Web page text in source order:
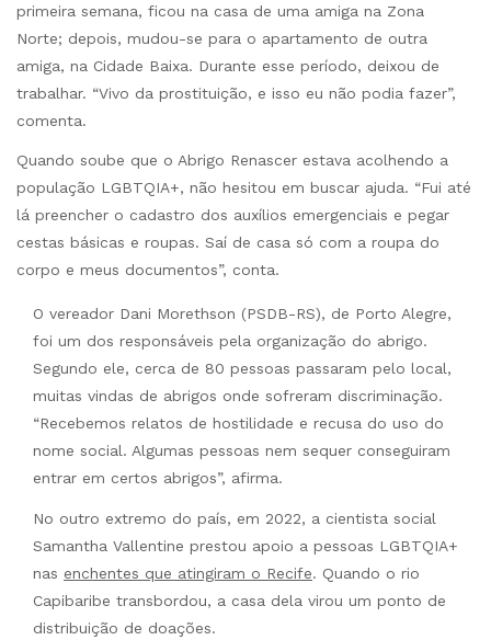
primeira semana, ficou na casa de uma amiga na Zona
Norte; depois, mudou-se para o apartamento de outra
amiga, na Cidade Baixa. Durante esse período, deixou de
trabalhar. “Vivo da prostituição, e isso eu não podia fazer”,
comenta.
Quando soube que o Abrigo Renascer estava acolhendo a
população LGBTQIA+, não hesitou em buscar ajuda. “Fui até
lá preencher o cadastro dos auxílios emergenciais e pegar
cestas básicas e roupas. Saí de casa só com a roupa do
corpo e meus documentos”, conta.
O vereador Dani Morethson (PSDB-RS), de Porto Alegre,
foi um dos responsáveis pela organização do abrigo.
Segundo ele, cerca de 80 pessoas passaram pelo local,
muitas vindas de abrigos onde sofreram discriminação.
“Recebemos relatos de hostilidade e recusa do uso do
nome social. Algumas pessoas nem sequer conseguiram
entrar em certos abrigos”, afirma.
No outro extremo do país, em 2022, a cientista social
Samantha Vallentine prestou apoio a pessoas LGBTQIA+
nas enchentes que atingiram o Recife. Quando o rio
Capibaribe transbordou, a casa dela virou um ponto de
distribuição de doações.